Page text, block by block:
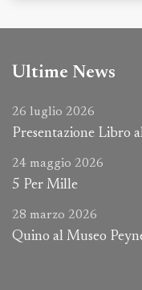
Ultime News
26 luglio 2026
Presentazione Libro
24 maggio 2026
5 Per Mille
28 marzo 2026
Quino al Museo